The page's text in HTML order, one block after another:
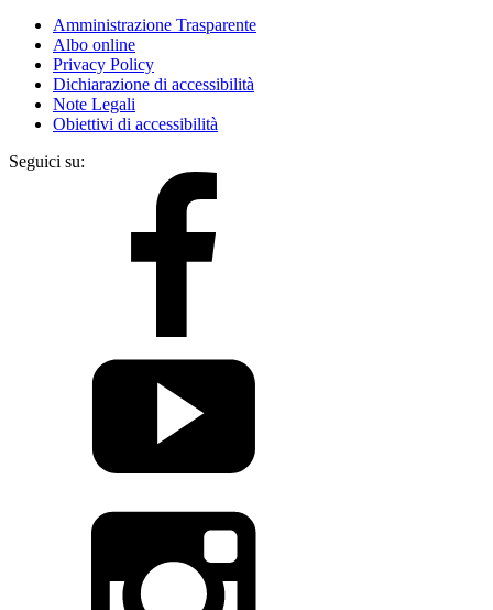
Amministrazione Trasparente
Albo online
Privacy Policy
Dichiarazione di accessibilità
Note Legali
Obiettivi di accessibilità
Seguici su: